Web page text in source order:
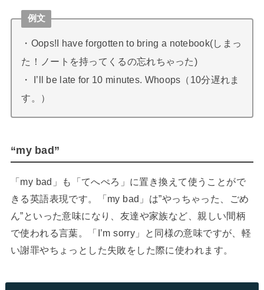
例文
・Oops!I have forgotten to bring a notebook(しまっ
た！ノートを持ってくるの忘れちゃった)
・ I’ll be late for 10 minutes. Whoops（10分遅れま
す。）
“my bad”
「my bad」も「てへぺろ」に置き換えて使うことがで
きる英語表現です。「my bad」は”やっちゃった、ごめ
ん”といった意味になり、友達や家族など、親しい間柄
で使われる言葉。「I’m sorry」と同様の意味ですが、軽
い謝罪やちょっとした失敗をした際に使われます。